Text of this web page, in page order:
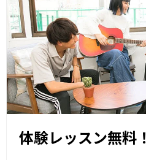
体験レッスン無料！